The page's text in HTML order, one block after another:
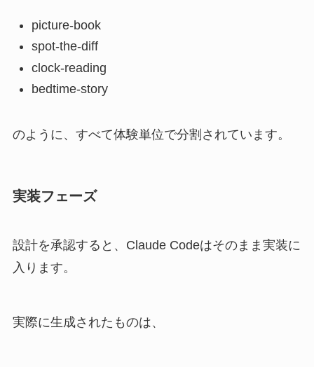
picture-book
spot-the-diff
clock-reading
bedtime-story
のように、すべて体験単位で分割されています。
実装フェーズ
設計を承認すると、Claude Codeはそのまま実装に
入ります。
実際に生成されたものは、